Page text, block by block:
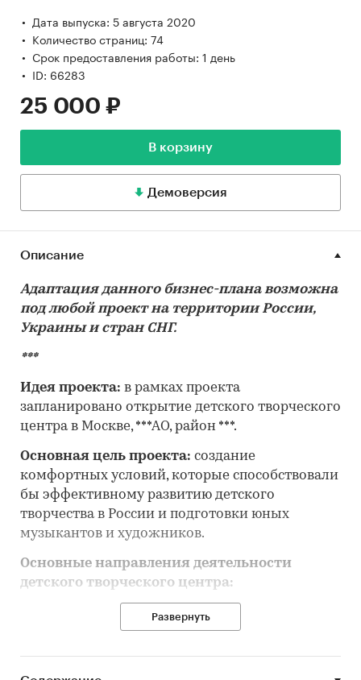
Дата выпуска: 5 августа 2020
Количество страниц: 74
Срок предоставления работы: 1 день
ID: 66283
25 000 ₽
В корзину
Демоверсия
Описание
Адаптация данного бизнес-плана возможна
под любой проект на территории России,
Украины и стран СНГ.
***
Идея проекта: в рамках проекта
запланировано открытие детского творческого
центра в Москве, ***АО, район ***.
Основная цель проекта: создание
комфортных условий, которые способствовали
бы эффективному развитию детского
творчества в России и подготовки юных
музыкантов и художников.
Основные направления деятельности
детского творческого центра:
уроки игры на фортепиано;
Развернуть